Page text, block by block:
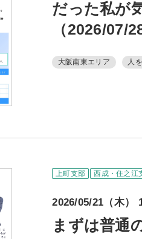
だった私が
（2026/07/
大阪南東エリア 人
上町支部 西成・住之江
2026/05/21（木）
まずは普通